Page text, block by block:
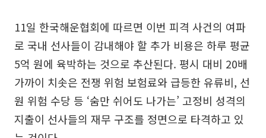
11일 한국해운협회에 따르면 이번 피격 사건의 여파
로 국내 선사들이 감내해야 할 추가 비용은 하루 평균
5억 원에 육박하는 것으로 추산된다. 평시 대비 20배
가까이 치솟은 전쟁 위험 보험료와 급등한 유류비, 선
원 위험 수당 등 ‘숨만 쉬어도 나가는’ 고정비 성격의
지출이 선사들의 재무 구조를 정면으로 타격하고 있